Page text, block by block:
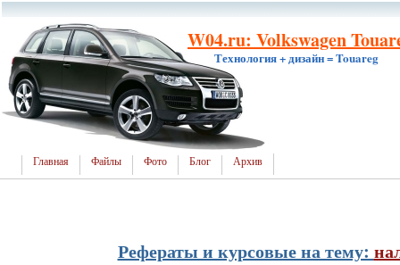
W04.ru: Volkswagen
Технология + дизайн = Touareg
Главная Файлы Фото Блог Архив
Рефераты и курсовые на тему: